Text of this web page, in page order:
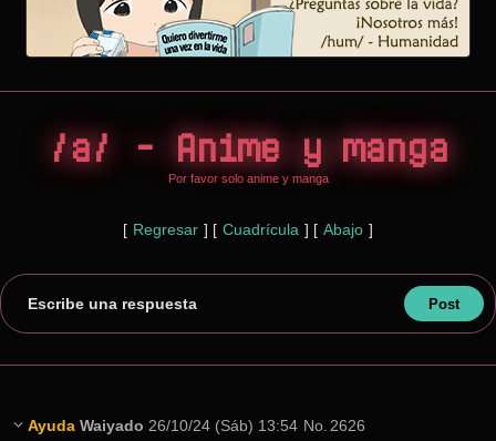
/a/ - Anime y manga
Por favor solo anime y manga
[ Regresar ] [ Cuadrícula ] [ Abajo ]
Escribe una respuesta
Ayuda Waiyado 26/10/24 (Sáb) 13:54 No. 2626